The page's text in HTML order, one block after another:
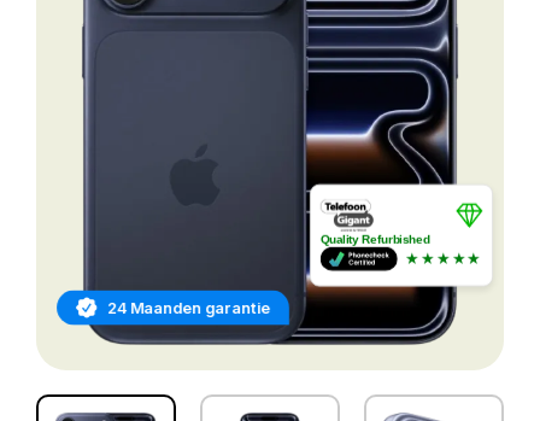
24 Maanden garantie
Quality Refurbished
★★★★★